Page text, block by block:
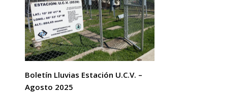
Boletín Lluvias Estación U.C.V. –
Agosto 2025